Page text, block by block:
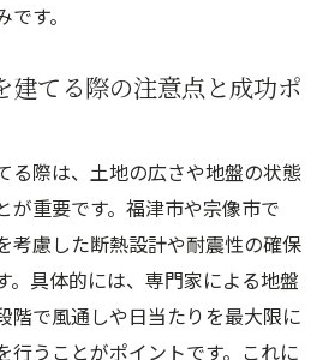
す。
建てる際の注意点と成功ポ
る際は、土地の広さや地盤の状態
が重要です。福津市や宗像市で
考慮した断熱設計や耐震性の確保
。具体的には、専門家による地盤
階で風通しや日当たりを最大限に
行うことがポイントです。これに